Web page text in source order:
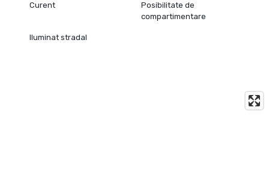
Curent
Posibilitate de
compartimentare
Iluminat stradal